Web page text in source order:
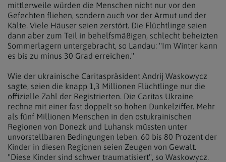
mittlerweile würden die Menschen nicht nur vor den
Gefechten fliehen, sondern auch vor der Armut und der
Kälte. Viele Häuser seien zerstört. Die Flüchtlinge seien
dann aber zum Teil in behelfsmäßigen, schlecht beheizten
Sommerlagern untergebracht, so Landau: "Im Winter kann
es bis zu minus 30 Grad erreichen."
Wie der ukrainische Caritaspräsident Andrij Waskowycz
sagte, seien die knapp 1,3 Millionen Flüchtlinge nur die
offizielle Zahl der Registrierten. Die Caritas Ukraine
rechne mit einer fast doppelt so hohen Dunkelziffer. Mehr
als fünf Millionen Menschen in den ostukrainischen
Regionen von Donezk und Luhansk müssten unter
unvorstellbaren Bedingungen leben. 60 bis 80 Prozent der
Kinder in diesen Regionen seien Zeugen von Gewalt.
"Diese Kinder sind schwer traumatisiert", so Waskowycz.